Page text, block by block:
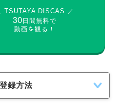
TSUTAYA DISCAS ／
30 日間無料で
動画を観る！
録方法